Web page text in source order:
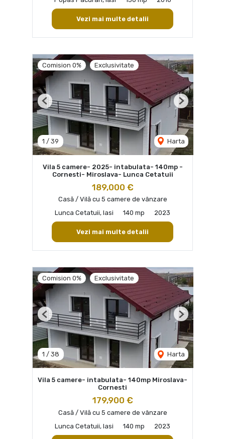
Vezi mai multe detalii
Comision 0% Exclusivitate
1 / 39 Harta
Previous Next
Vila 5 camere- 2025- intabulata- 140mp -
Cornesti- Miroslava- Lunca Cetatuii
189,000 €
Casă / Vilă cu 5 camere de vânzare
Lunca Cetatuii, Iasi
140 mp 2023
Vezi mai multe detalii
Comision 0% Exclusivitate
1 / 38 Harta
Previous Next
Vila 5 camere- intabulata- 140mp Miroslava-
Cornesti
179,900 €
Casă / Vilă cu 5 camere de vânzare
Lunca Cetatuii, Iasi
140 mp 2023